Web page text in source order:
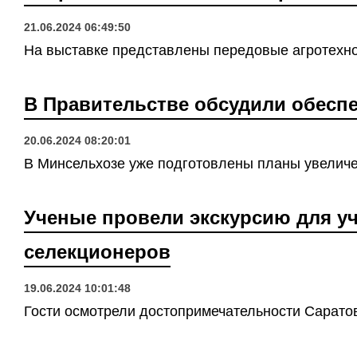
21.06.2024 06:49:50
На выставке представлены передовые
В Правительстве обсудили
20.06.2024 08:20:01
В Минсельхозе уже подготовлены планы
Ученые провели экскурсию для
селекционеров
19.06.2024 10:01:48
Гости осмотрели достопримечательности